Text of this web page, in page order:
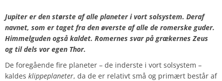
Jupiter er den største af alle planeter i vort solsystem. Deraf
navnet, som er taget fra den øverste af alle de romerske guder.
Himmelguden også kaldet. Romernes svar på grækernes Zeus
og til dels vor egen Thor.
De foregående fire planeter – de inderste i vort solsystem –
kaldes klippeplaneter, da de er relativt små og primært består af